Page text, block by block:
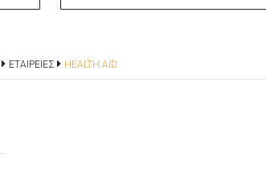
ΕΤΑΙΡΕΙΕΣ HEALTH AID